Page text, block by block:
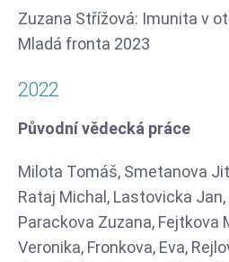
Zuzana Střížová: Imunita v
Mladá fronta 2023
2022
Původní vědecká práce
Milota Tomáš, Smetanova
Rataj Michal, Lastovicka
Parackova Zuzana, Fejtkova
Veronika, Fronkova, Eva,